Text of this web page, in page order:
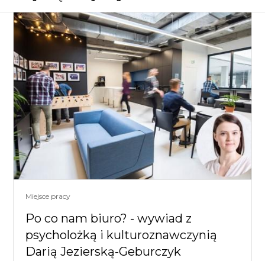
Miejsce pracy
Po co nam biuro? - wywiad z
psycholożką i kulturoznawczynią
Darią Jezierską-Geburczyk